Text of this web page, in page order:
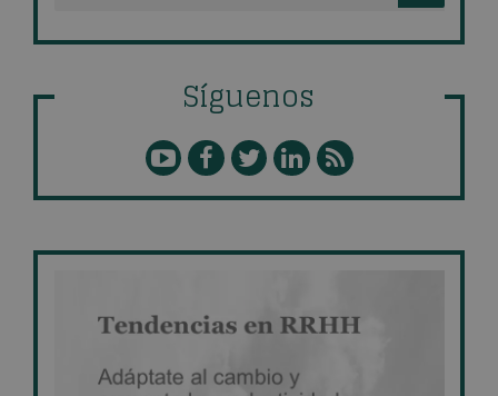
Síguenos